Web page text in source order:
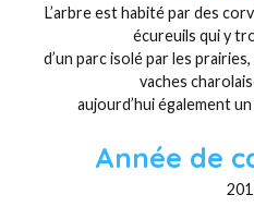
L’arbre est habité par des
écureuils qui y
d’un parc isolé par les
vaches
aujourd’hui également
Année de